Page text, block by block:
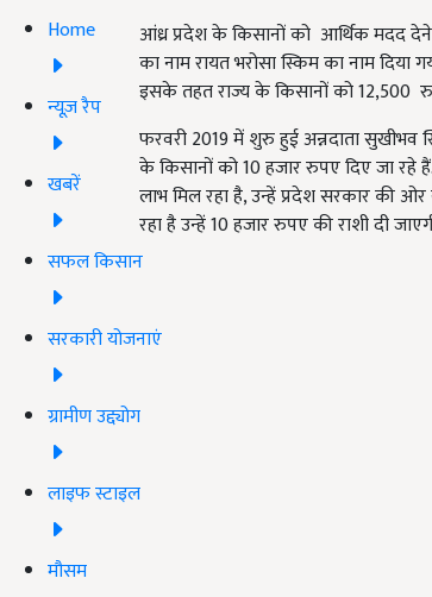
Home
न्यूज़ रैप
खबरें
सफल किसान
सरकारी योजनाएं
ग्रामीण उद्द्योग
लाइफ स्टाइल
मौसम
आंध्र प्रदेश के किसानों को आर्थिक मदद देने
का नाम रायत भरोसा स्किम का नाम
इसके तहत राज्य के किसानों को 12,500
फरवरी 2019 में शुरु हुई अन्नदाता
के किसानों को 10 हजार रुपए दिए जा रहे
लाभ मिल रहा है, उन्हें प्रदेश सरकार की
रहा है उन्हें 10 हजार रुपए की राशी दी